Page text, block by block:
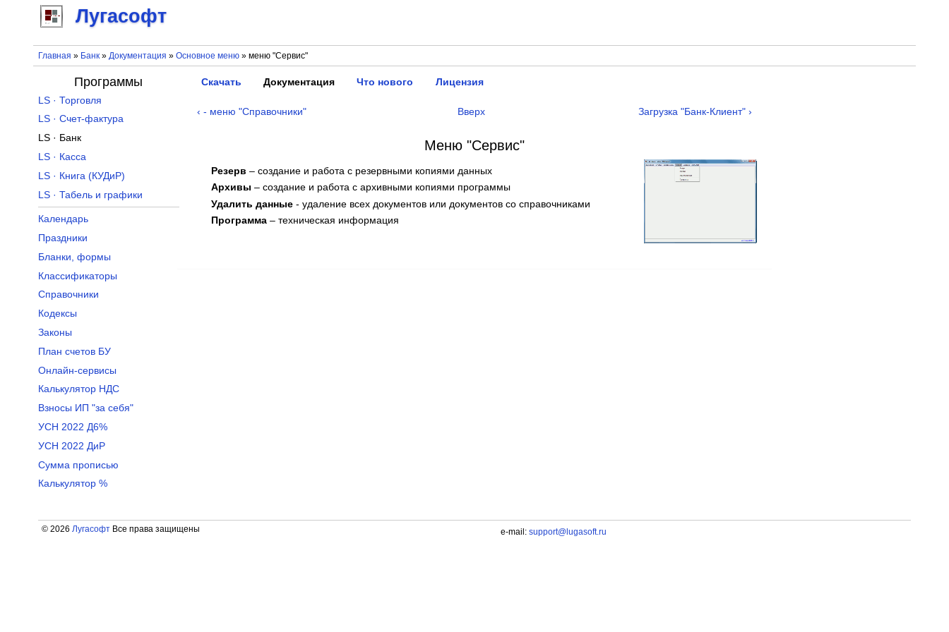
Лугасофт
Главная » Банк» Документация » Основное меню» меню "Сервис"
Скачать Документация Что нового Лицензия
‹ - меню "Справочники" Вверх Загрузка "Банк-Клиент" ›
Меню "Сервис"
Резерв – создание и работа с резервными копиями данных
Архивы – создание и работа с архивными копиями программы
Удалить данные- удаление всех документов или документов со справочниками
Программа– техническая информация
Программы
LS · Торговля
LS · Счет-фактура
LS · Банк
LS · Касса
LS · Книга (КУДиР)
LS · Табель и графики
Календарь
Праздники
Бланки, формы
Классификаторы
Справочники
Кодексы
Законы
План счетов БУ
Онлайн-сервисы
Калькулятор НДС
Взносы ИП "за себя"
УСН 2022 Д6%
УСН 2022 ДиР
Сумма прописью
Калькулятор %
© 2026 ЛугасофтВсе права защищены e-mail: support@lugasoft.ru